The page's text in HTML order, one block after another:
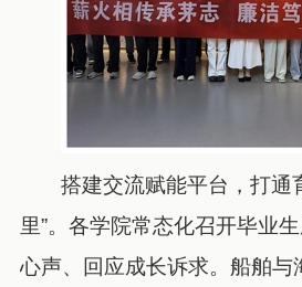
搭建交流赋能平台，打通
里”。各学院常态化召开毕业
心声、回应成长诉求。船舶与